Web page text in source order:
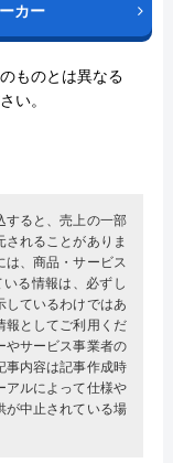
カー
ものとは異なる
い。
ると、売上の一部
れることがありま
、商品・サービス
る情報は、必ずし
しているわけではあ
報としてご利用くだ
サービス事業者の
内容は記事作成時
アルによって仕様や
が中止されている場